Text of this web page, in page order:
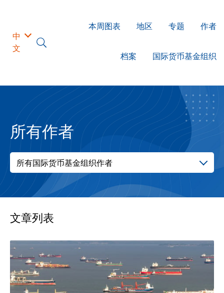
中
文
本周图表 地区 专题 作者
档案 国际货币基金组织
所有作者
所有国际货币基金组织作者
文章列表